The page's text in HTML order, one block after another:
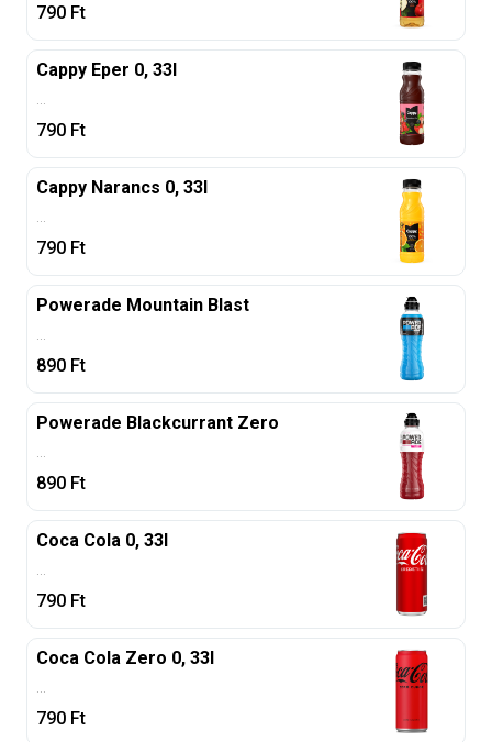
790 Ft
Cappy Eper 0, 33l
...
790 Ft
Cappy Narancs 0, 33l
...
790 Ft
Powerade Mountain Blast
...
890 Ft
Powerade Blackcurrant Zero
...
890 Ft
Coca Cola 0, 33l
...
790 Ft
Coca Cola Zero 0, 33l
...
790 Ft